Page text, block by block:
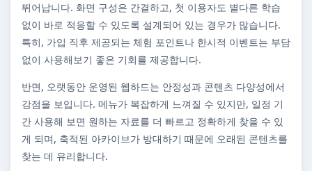
뛰어납니다. 화면 구성은 간결하고, 첫 이용자도 별다른 학습
없이 바로 적응할 수 있도록 설계되어 있는 경우가 많습니다.
특히, 가입 직후 제공되는 체험 포인트나 한시적 이벤트는 부담
없이 사용해보기 좋은 기회를 제공합니다.
반면, 오랫동안 운영된 웹하드는 안정성과 콘텐츠 다양성에서
강점을 보입니다. 메뉴가 복잡하게 느껴질 수 있지만, 일정 기
간 사용해 보면 원하는 자료를 더 빠르고 정확하게 찾을 수 있
게 되며, 축적된 아카이브가 방대하기 때문에 오래된 콘텐츠를
찾는 데 유리합니다.